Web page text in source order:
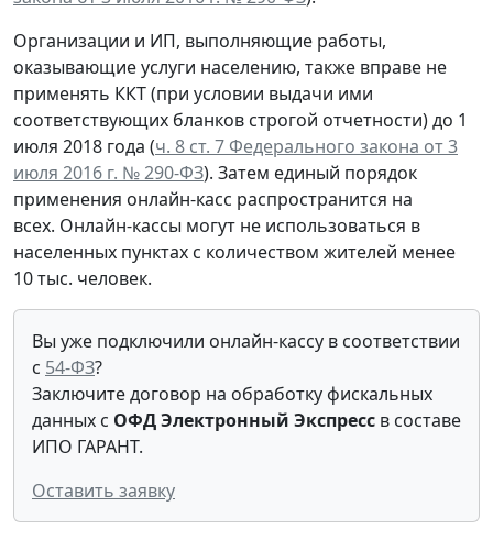
Организации и ИП, выполняющие работы,
оказывающие услуги населению, также вправе не
применять ККТ (при условии выдачи ими
соответствующих бланков строгой отчетности) до 1
июля 2018 года (ч. 8 ст. 7 Федерального закона от 3
июля 2016 г. № 290-ФЗ). Затем единый порядок
применения онлайн-касс распространится на
всех. Онлайн-кассы могут не использоваться в
населенных пунктах с количеством жителей менее
10 тыс. человек.
Вы уже подключили онлайн-кассу в соответствии
с 54-ФЗ?
Заключите договор на обработку фискальных
данных с ОФД Электронный Экспресс в составе
ИПО ГАРАНТ.
Оставить заявку